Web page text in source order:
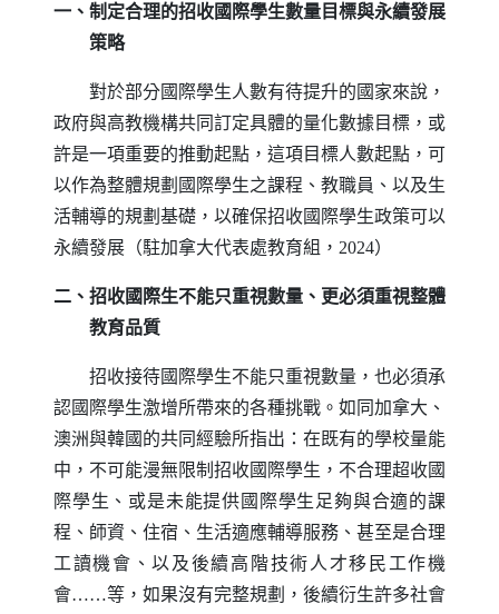
一、制定合理的招收國際學生數量目標與永續發展
策略
對於部分國際學生人數有待提升的國家來說，
政府與高教機構共同訂定具體的量化數據目標，或
許是一項重要的推動起點，這項目標人數起點，可
以作為整體規劃國際學生之課程、教職員、以及生
活輔導的規劃基礎，以確保招收國際學生政策可以
永續發展（駐加拿大代表處教育組，2024）
二、招收國際生不能只重視數量、更必須重視整體
教育品質
招收接待國際學生不能只重視數量，也必須承
認國際學生激增所帶來的各種挑戰。如同加拿大、
澳洲與韓國的共同經驗所指出：在既有的學校量能
中，不可能漫無限制招收國際學生，不合理超收國
際學生、或是未能提供國際學生足夠與合適的課
程、師資、住宿、生活適應輔導服務、甚至是合理
工讀機會、以及後續高階技術人才移民工作機
會……等，如果沒有完整規劃，後續衍生許多社會